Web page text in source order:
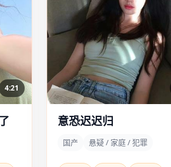
4:21
意恐迟迟归
国产 悬疑 / 家庭 / 犯罪